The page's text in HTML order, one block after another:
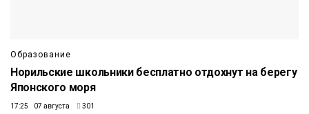
Образование
Норильские школьники бесплатно отдохнут на берегу
Японского моря
17:25 07 августа 301